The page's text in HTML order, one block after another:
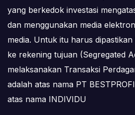
yang berkedok investasi
dan menggunakan media
media. Untuk itu harus
ke rekening tujuan (Segregated
melaksanakan Transaksi
adalah atas nama PT
atas nama INDIVIDU